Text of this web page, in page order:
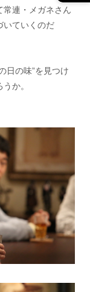
常連・メガネさん
いていくのだ
日の味”を見つけ
か。